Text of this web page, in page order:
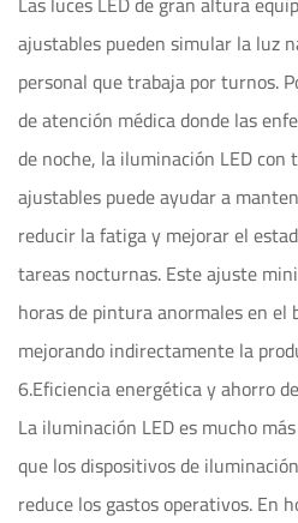
ajustables pueden simular la luz
personal que trabaja por turnos.
de atención médica donde las
de noche, la iluminación LED
ajustables puede ayudar a
reducir la fatiga y mejorar el
tareas nocturnas. Este ajuste
horas de pintura anormales en el
mejorando indirectamente la
6.Eficiencia energética y ahorro
La iluminación LED es mucho
que los dispositivos de
reduce los gastos operativos. En